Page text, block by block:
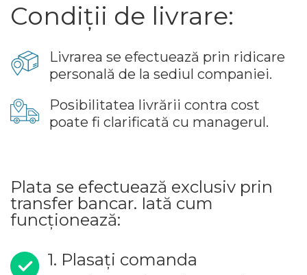
Condiții de livrare:
Livrarea se efectuează prin ridicare
personală de la sediul companiei.
Posibilitatea livrării contra cost
poate fi clarificată cu managerul.
Plata se efectuează exclusiv prin
transfer bancar. Iată cum
funcționează:
1. Plasați comanda